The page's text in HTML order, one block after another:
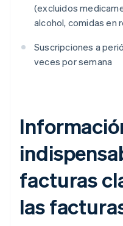
(excluidos
alcohol, comidas en
Suscripciones a
veces por semana
facturas
las